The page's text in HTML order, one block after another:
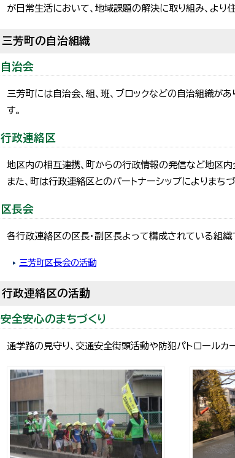
が日常生活において、地域課題の解決に取り組み、より
三芳町の自治組織
自治会
三芳町には自治会、組、班、ブロックなどの自治組織が
す。
行政連絡区
地区内の相互連携、町からの行政情報の発信など地区
また、町は行政連絡区とのパートナーシップによりまちづ
区長会
各行政連絡区の区長・副区長よって構成されている組
三芳町区長会の活動
行政連絡区の活動
安全安心のまちづくり
通学路の見守り、交通安全街頭活動や防犯パトロールカ